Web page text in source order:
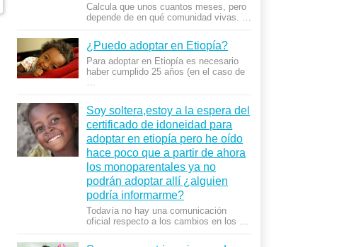
Calcula que unos cuantos meses, pero
depende de en qué comunidad vivas. …
¿Puedo adoptar en Etiopía?
Para adoptar en Etiopía es necesario
haber cumplido 25 años (en el caso de
Soy soltera,estoy a la espera del
certificado de idoneidad para
adoptar en etiopía pero he oído
hace poco que a partir de ahora
los monoparentales ya no
podrán adoptar allí ¿alguien
podría informarme?
Todavía no hay una comunicación
oficial respecto a los cambios en los …